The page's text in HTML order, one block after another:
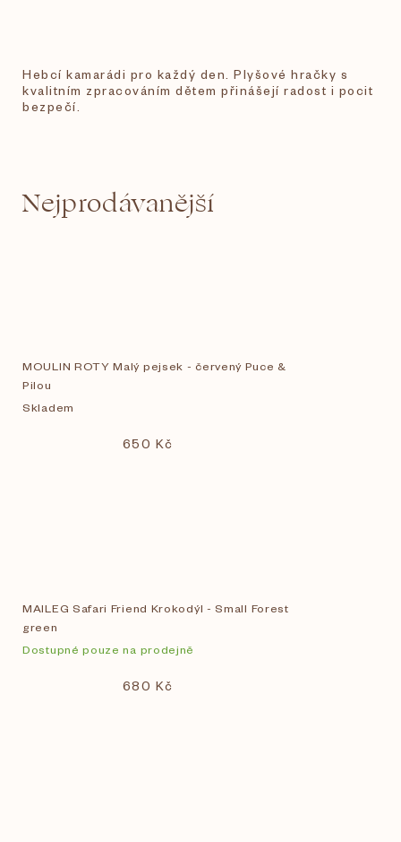
Hebcí kamarádi pro každý den. Plyšové hračky s
kvalitním zpracováním dětem přinášejí radost i pocit
bezpečí.
Nejprodávanější
MOULIN ROTY Malý pejsek - červený Puce &
Pilou
Skladem
650 Kč
MAILEG Safari Friend Krokodýl - Small Forest
green
Dostupné pouze na prodejně
680 Kč